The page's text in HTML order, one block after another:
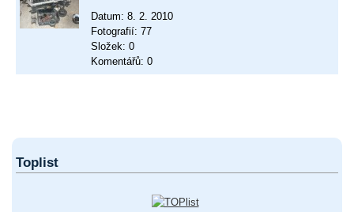
Datum: 8. 2. 2010
Fotografií: 77
Složek: 0
Komentářů: 0
Toplist